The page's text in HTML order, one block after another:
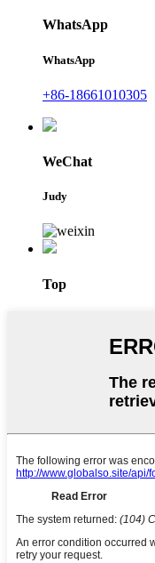
WhatsApp
WhatsApp
+86-18661010305
WeChat
Judy
Top